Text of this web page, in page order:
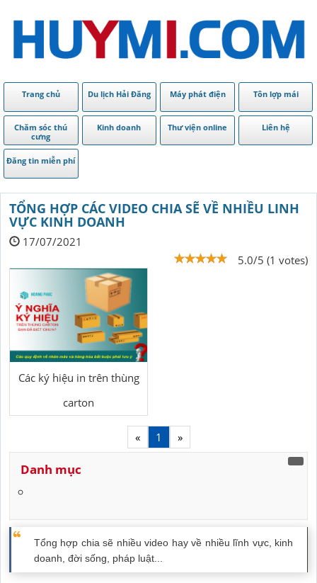
Trang chủ Du lịch Hải Đăng Máy phát điện Tôn lợp mái
Chăm sóc thú
cưng
Kinh doanh Thư viện online Liên hệ
Đăng tin miễn phí
TỔNG HỢP CÁC VIDEO CHIA SẼ VỀ NHIỀU LINH
VỰC KINH DOANH
17/07/2021
5.0/5 (1 votes)
Các ký hiệu in trên thùng
carton
« 1 »
Danh mục
Tổng hợp chia sẽ nhiều video hay về nhiều lĩnh vực, kinh
doanh, đời sống, pháp luật...